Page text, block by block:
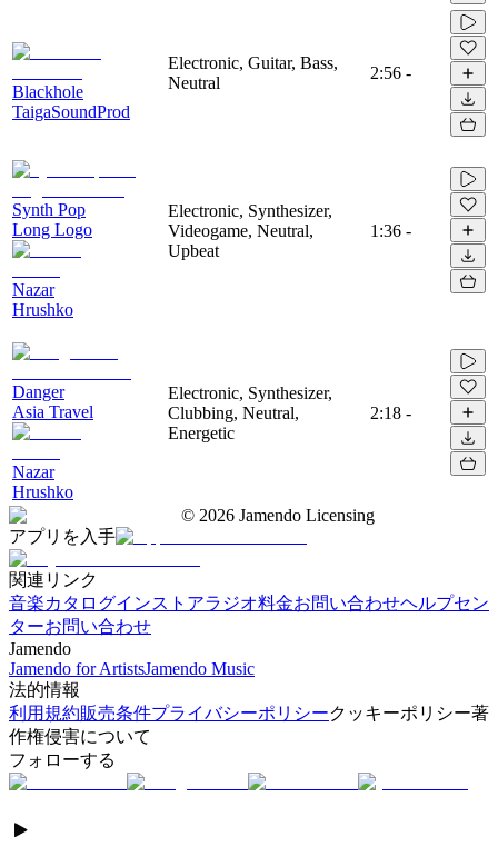
Blackhole
TaigaSoundProd
Electronic, Guitar, Bass,
Neutral
2:56 -
Synth Pop
Long Logo
Nazar
Hrushko
Electronic, Synthesizer,
Videogame, Neutral,
Upbeat
1:36 -
Danger
Asia Travel
Nazar
Hrushko
Electronic, Synthesizer,
Clubbing, Neutral,
Energetic
2:18 -
© 2026 Jamendo Licensing
アプリを入手
関連リンク
音楽カタログインストアラジオ料金お問い合わせヘルプセン
ターお問い合わせ
Jamendo
Jamendo for ArtistsJamendo Music
法的情報
利用規約販売条件プライバシーポリシークッキーポリシー著
作権侵害について
フォローする